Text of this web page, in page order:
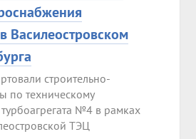
Василеостровском
строительно-
по техническому
№4 в рамках
ТЭЦ